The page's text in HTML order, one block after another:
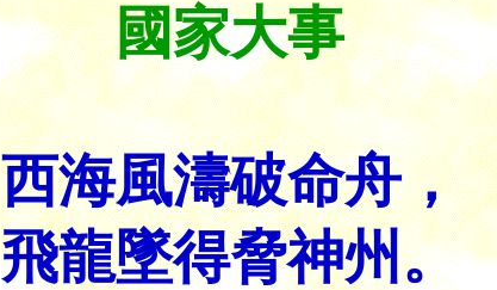
國家大事
西海風濤破命舟，
飛龍墜得脅神州。